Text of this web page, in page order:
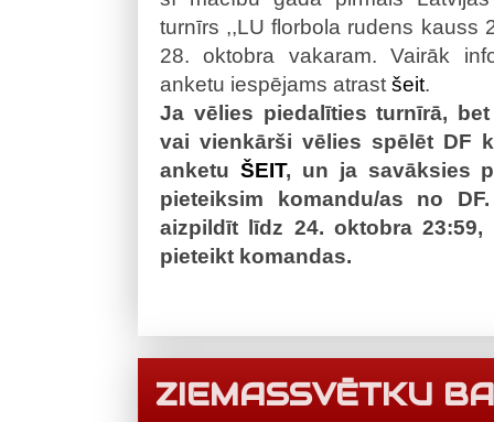
turnīrs ,,LU florbola rudens kauss
28. oktobra vakaram. Vairāk
anketu iespējams atrast šeit.
Ja vēlies piedalīties turnīrā,
vai vienkārši vēlies spēlēt DF
anketu ŠEIT, un ja savāksies
pieteiksim komandu/as no
aizpildīt līdz 24. oktobra
pieteikt komandas.
ZIEMASSVĒTKU